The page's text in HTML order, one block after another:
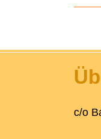
c/o